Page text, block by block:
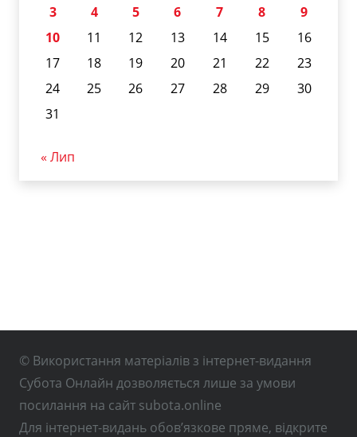
3
4 5 6 7 8
9
10
11 12 13 14 15
16
17
18 19 20 21 22
23
24
25 26 27 28 29
30
31
« Лип
© Використання матеріалів з інтернет-видання
Субота Онлайн дозволяється лише за умови
посилання на сайт subota.online
Для інтернет-видань обов’язкове пряме, відкрите